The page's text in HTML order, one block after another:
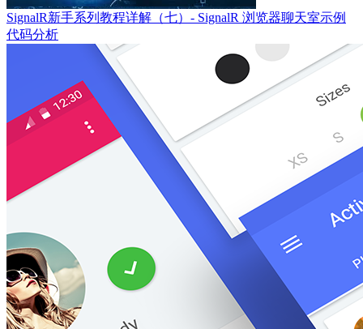
SignalR新手系列教程详解（七）- SignalR 浏览器聊天室示例
代码分析